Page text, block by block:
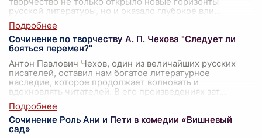
русской литературы, но и оказало глубокое вли
Сочинение по творчеству А. П. Чехова "Следует ли
бояться перемен?"
Антон Павлович Чехов, один из величайших русских
писателей, оставил нам богатое литературное
наследие, которое продолжает волновать и
вдохновлять читателей. В его произведениях зат
Сочинение Роль Ани и Пети в комедии «Вишневый
сад»